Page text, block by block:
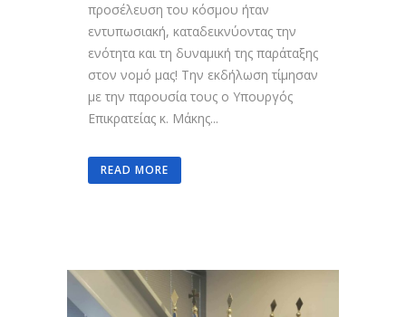
προσέλευση του κόσμου ήταν
εντυπωσιακή, καταδεικνύοντας την
ενότητα και τη δυναμική της παράταξης
στον νομό μας! Την εκδήλωση τίμησαν
με την παρουσία τους ο Υπουργός
Επικρατείας κ. Μάκης...
READ MORE